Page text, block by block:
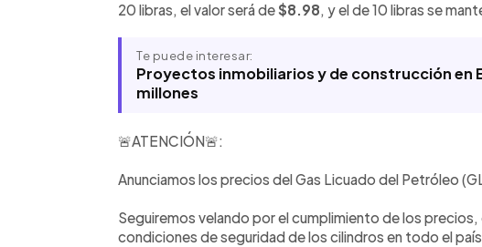
20 libras, el valor será de $8.98, y el de 10 libras se
Te puede interesar:
Proyectos inmobiliarios y de construcción en
millones
🚨ATENCIÓN🚨:
Anunciamos los precios del Gas Licuado del Petróleo
Seguiremos velando por el cumplimiento de los
condiciones de seguridad de los cilindros en todo el